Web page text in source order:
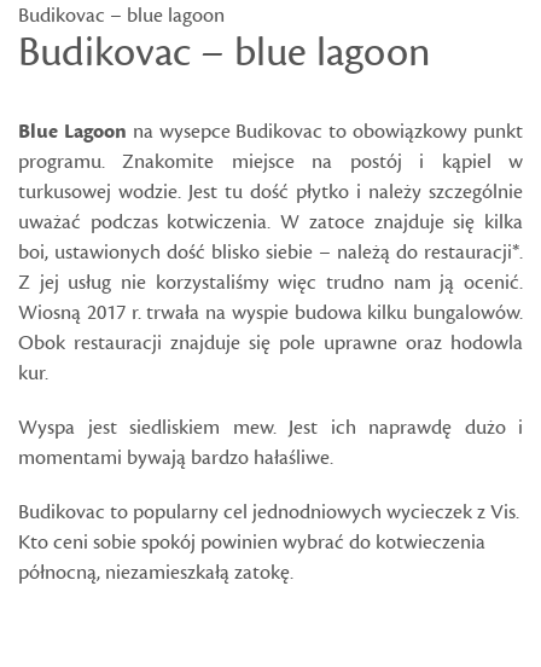
Budikovac – blue lagoon
Budikovac – blue lagoon
Blue Lagoon na wysepce Budikovac to obowiązkowy punkt
programu. Znakomite miejsce na postój i kąpiel w
turkusowej wodzie. Jest tu dość płytko i należy szczególnie
uważać podczas kotwiczenia. W zatoce znajduje się kilka
boi, ustawionych dość blisko siebie – należą do restauracji*.
Z jej usług nie korzystaliśmy więc trudno nam ją ocenić.
Wiosną 2017 r. trwała na wyspie budowa kilku bungalowów.
Obok restauracji znajduje się pole uprawne oraz hodowla
kur.
Wyspa jest siedliskiem mew. Jest ich naprawdę dużo i
momentami bywają bardzo hałaśliwe.
Budikovac to popularny cel jednodniowych wycieczek z Vis.
Kto ceni sobie spokój powinien wybrać do kotwieczenia
północną, niezamieszkałą zatokę.